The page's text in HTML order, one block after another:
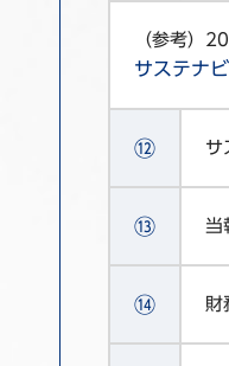
（参考）
サステナ
⑫ サ
⑬ 当
⑭ 財